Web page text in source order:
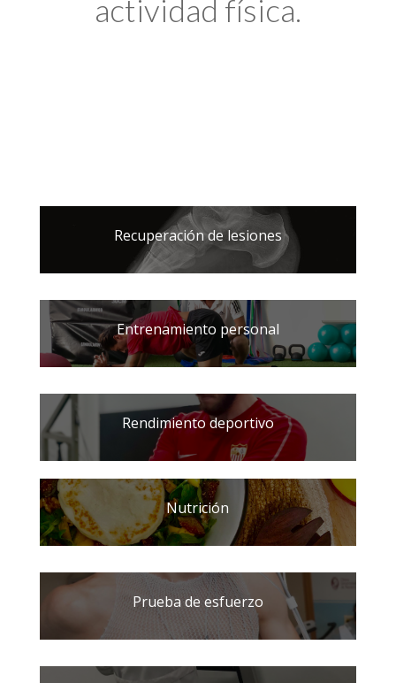
actividad física.
Recuperación de lesiones
Entrenamiento personal
Rendimiento deportivo
Nutrición
Prueba de esfuerzo